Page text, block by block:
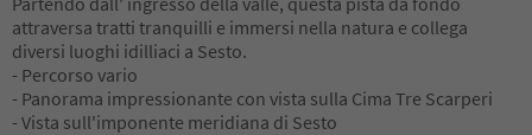
attraversa tratti tranquilli e immersi nella natura e collega
diversi luoghi idilliaci a Sesto.
- Percorso vario
- Panorama impressionante con vista sulla Cima Tre Scarperi
- Vista sull'imponente meridiana di Sesto